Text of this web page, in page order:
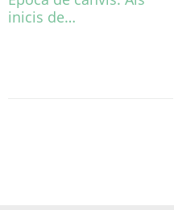
inicis de…